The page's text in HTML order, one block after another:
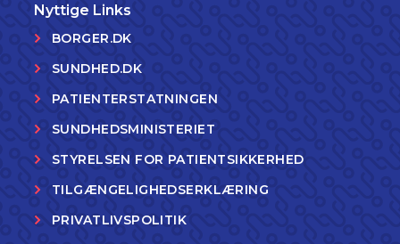
Nyttige Links
BORGER.DK
SUNDHED.DK
PATIENTERSTATNINGEN
SUNDHEDSMINISTERIET
STYRELSEN FOR PATIENTSIKKERHED
TILGÆNGELIGHEDSERKLÆRING
PRIVATLIVSPOLITIK